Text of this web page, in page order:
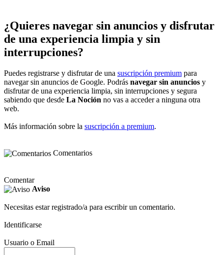
¿Quieres navegar sin anuncios y disfrutar
de una experiencia limpia y sin
interrupciones?
Puedes registrarse y disfrutar de una suscripción premium para
navegar sin anuncios de Google. Podrás navegar sin anuncios y
disfrutar de una experiencia limpia, sin interrupciones y segura
sabiendo que desde La Noción no vas a acceder a ninguna otra
web.
Más información sobre la suscripción a premium.
Comentarios
Comentar
Aviso
Necesitas estar registrado/a para escribir un comentario.
Identificarse
Usuario o Email